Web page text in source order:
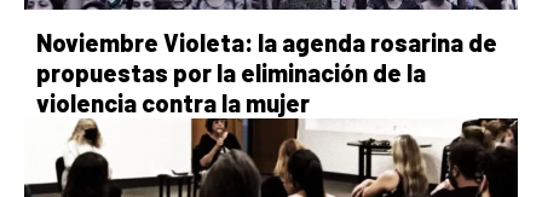
Noviembre Violeta: la agenda rosarina de
propuestas por la eliminación de la
violencia contra la mujer